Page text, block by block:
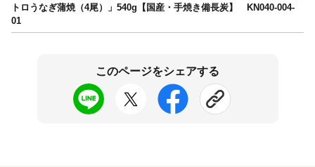
トロうなぎ蒲焼（4尾）」540g【国産・手焼き備長炭】 KN040-004-
01
このページをシェアする